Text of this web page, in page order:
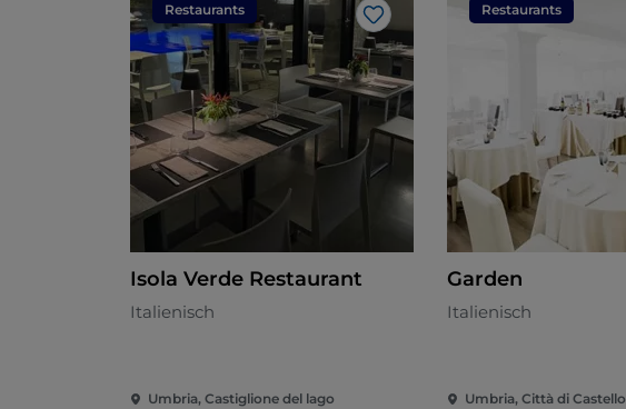
Restaurants
Like
Isola Verde Restaurant
Italienisch
Umbria, Castiglione del lago
Restaurants
Garden
Italienisch
Umbria, Città di Castello